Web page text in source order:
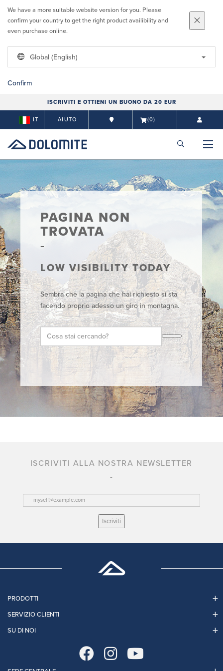
We have a more suitable website version for you. Please
confirm your country to get the right product availibility and
even purchase online.
Global (English)
Confirm
ISCRIVITI E OTTIENI UN BUONO DA 20 EUR
IT AIUTO (0)
PAGINA NON
TROVATA
LOW VISIBILITY TODAY
Sembra che la pagina che hai richiesto si sta
facendo proprio adesso un giro in montagna.
ISCRIVITI ALLA NOSTRA NEWSLETTER
Iscriviti
PRODOTTI
SERVIZIO CLIENTI
SU DI NOI